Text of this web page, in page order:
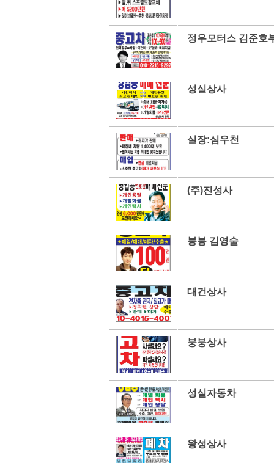
정우모터스 김준호
성실상사
실장:심우천
(주)진성사
붕붕 김영술
대건상사
붕붕상사
성실자동차
왕성상사